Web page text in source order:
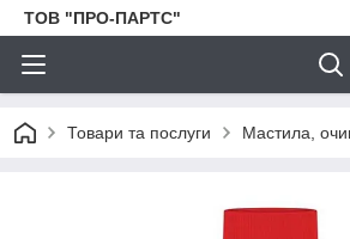
ТОВ "ПРО-ПАРТС"
Товари та послуги Мастила,